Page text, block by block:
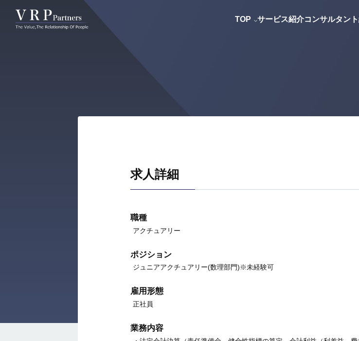
TOP
サービス紹介コンサルタン
コンサルタント一覧
求人詳細
職種
アクチュアリー
ポジション
ジュニアアクチュアリー(数理部門)※未経験可
雇用形態
正社員
業務内容